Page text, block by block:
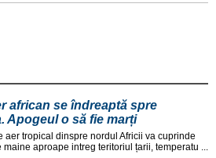
african se îndreaptă spre
Apogeul o să fie marți
aer tropical dinspre nordul Africii va cuprinde
maine aproape intreg teritoriul țarii, temperatu ...